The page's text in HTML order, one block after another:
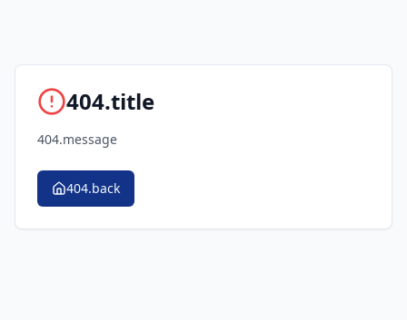
404.title
404.message
404.back